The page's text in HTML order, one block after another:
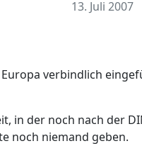
13. Juli 2007
Europa verbindlich
in der noch nach der
noch niemand geben.